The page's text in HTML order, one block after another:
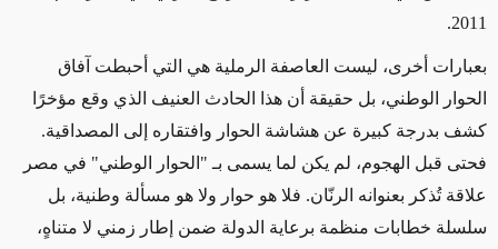
2011.
بعبارات أخرى، ليست العاصفة الرملية هي التي أحبطت آفاق
الحوار الوطني، بل حقيقة أن هذا الحادث العنيف الذي وقع مؤخرًا
كشف بدرجة كبيرة عن هشاشة الحوار وافتقاره إلى المصداقية.
فحتى قبل الهجوم، لم يكن لما يسمى بـ "الحوار الوطني" في مصر
علاقة تُذكر بعنوانه الرنّان. فلا هو حوار ولا هو مسألة وطنية، بل
سلسلة خطابات منظمة برعاية الدولة ضمن إطار زمني لا متناهٍ،